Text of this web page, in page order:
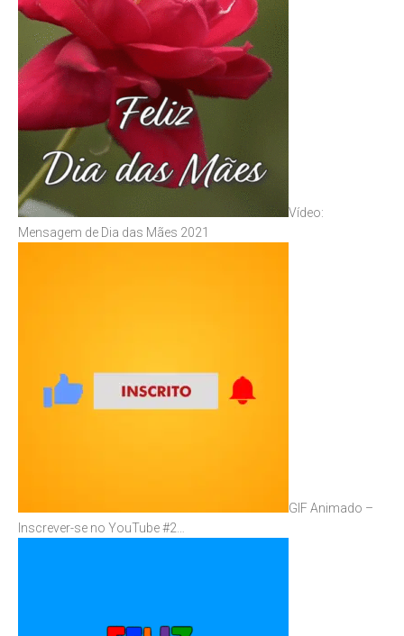
Vídeo:
Mensagem de Dia das Mães 2021
GIF Animado –
Inscrever-se no YouTube #2…